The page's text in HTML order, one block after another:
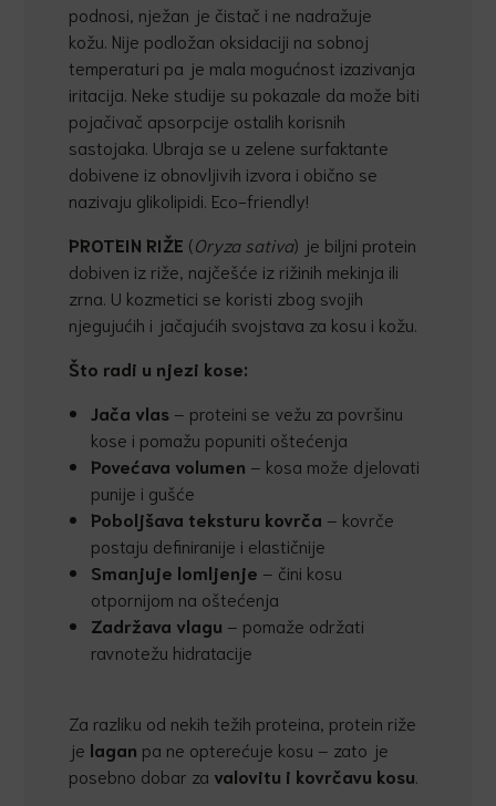
podnosi, nježan je čistač i ne nadražuje
kožu. Nije podložan oksidaciji na sobnoj
temperaturi pa je mala mogućnost izazivanja
iritacija. Neke studije su pokazale da može biti
pojačivač apsorpcije ostalih korisnih
sastojaka. Ubraja se u zelene surfaktante
dobivene iz obnovljivih izvora i obično se
nazivaju glikolipidi. Eco-friendly!
PROTEIN RIŽE (Oryza sativa) je biljni protein
dobiven iz riže, najčešće iz rižinih mekinja ili
zrna. U kozmetici se koristi zbog svojih
njegujućih i jačajućih svojstava za kosu i kožu.
Što radi u njezi kose:
Jača vlas – proteini se vežu za površinu
kose i pomažu popuniti oštećenja
Povećava volumen – kosa može djelovati
punije i gušće
Poboljšava teksturu kovrča – kovrče
postaju definiranije i elastičnije
Smanjuje lomljenje – čini kosu
otpornijom na oštećenja
Zadržava vlagu – pomaže održati
ravnotežu hidratacije
Za razliku od nekih težih proteina, protein riže
je lagan pa ne opterećuje kosu – zato je
posebno dobar za valovitu i kovrčavu kosu